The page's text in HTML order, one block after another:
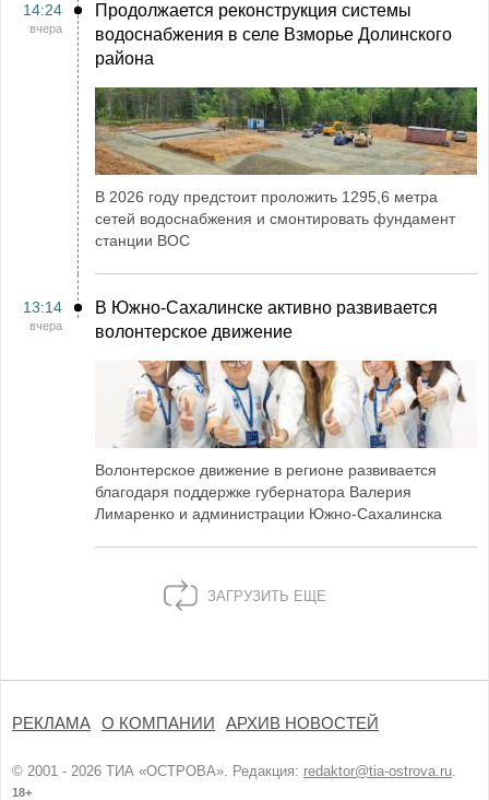
14:24
вчера
Продолжается реконструкция системы
водоснабжения в селе Взморье Долинского
района
В 2026 году предстоит проложить 1295,6 метра
сетей водоснабжения и смонтировать фундамент
станции ВОС
13:14
вчера
В Южно-Сахалинске активно развивается
волонтерское движение
Волонтерское движение в регионе развивается
благодаря поддержке губернатора Валерия
Лимаренко и администрации Южно-Сахалинска
ЗАГРУЗИТЬ ЕЩЕ
РЕКЛАМА О КОМПАНИИ АРХИВ НОВОСТЕЙ
© 2001 - 2026 ТИА «ОСТРОВА». Редакция: redaktor@tia-ostrova.ru.
18+